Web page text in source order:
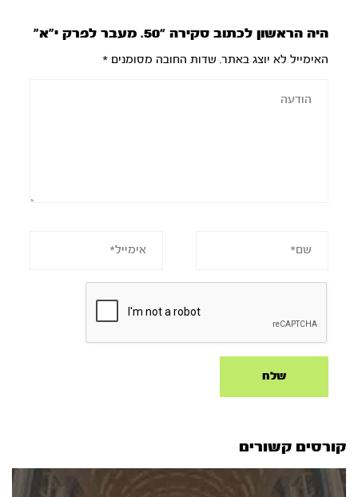
היה הראשון לכתוב סקירה “50. מעבר לפרק י”א”
האימייל לא יוצג באתר. שדות החובה מסומנים*
קורסים קשורים